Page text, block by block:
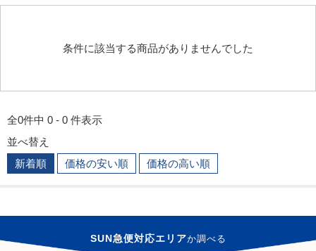
条件に該当する商品がありませんでした
全0件中 0 - 0 件表示
並べ替え
新着順
価格の安い順 価格の高い順
SUN急便対応エリアか調べる